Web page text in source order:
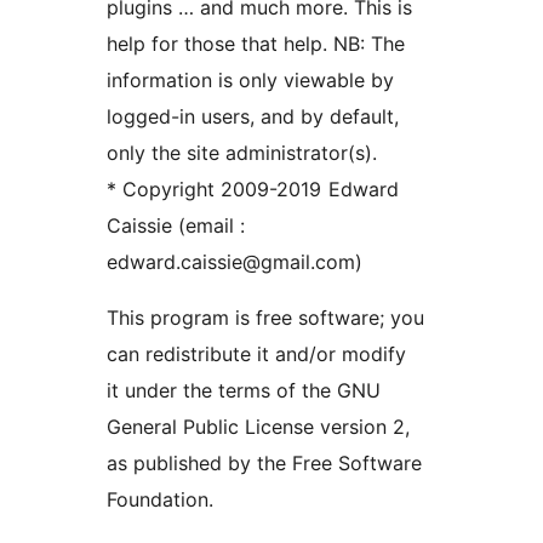
plugins … and much more. This is
help for those that help. NB: The
information is only viewable by
logged-in users, and by default,
only the site administrator(s).
* Copyright 2009-2019 Edward
Caissie (email :
edward.caissie@gmail.com)
This program is free software; you
can redistribute it and/or modify
it under the terms of the GNU
General Public License version 2,
as published by the Free Software
Foundation.